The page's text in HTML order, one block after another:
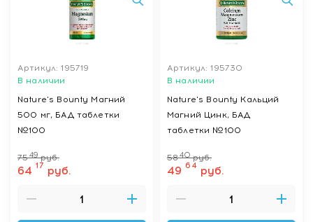
Артикул: 195719
В наличии
Nature's Bounty Магний
500 мг, БАД таблетки
№100
7549 руб.
64 17 руб.
Артикул: 195730
В наличии
Nature's Bounty Кальций
Магний Цинк, БАД
таблетки №100
5840 руб.
49 64 руб.